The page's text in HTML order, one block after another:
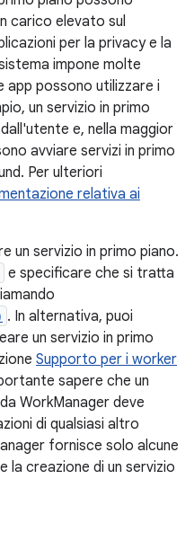
carico elevato sul
per la privacy e la
impone molte
app possono utilizzare i
un servizio in primo
e, nella maggior
avviare servizi in primo
Per ulteriori
relativa ai
un servizio in primo piano.
e specificare che si tratta
. In alternativa, puoi
un servizio in primo
Supporto per i worker
sapere che un
WorkManager deve
di qualsiasi altro
fornisce solo alcune
la creazione di un servizio